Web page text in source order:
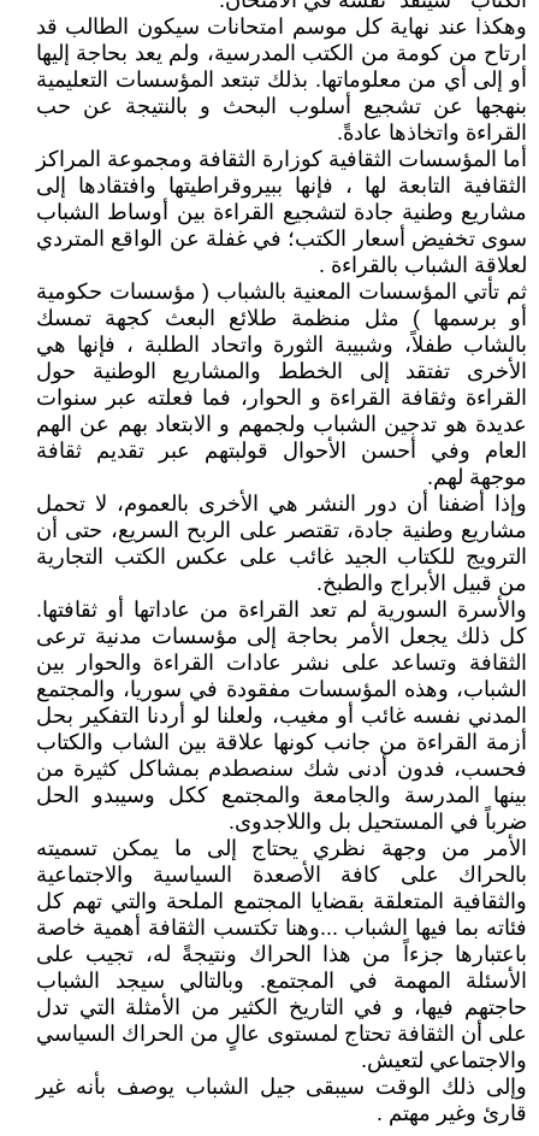
وهكذا عند نهاية كل موسم امتحانات سيكون الطالب قد
ارتاح من كومة من الكتب المدرسية، ولم يعد بحاجة إليها
أو إلى أي من معلوماتها. بذلك تبتعد المؤسسات التعليمية
بنهجها عن تشجيع أسلوب البحث و بالنتيجة عن حب
القراءة واتخاذها عادةً.
أما المؤسسات الثقافية كوزارة الثقافة ومجموعة المراكز
الثقافية التابعة لها ، فإنها ببيروقراطيتها وافتقادها إلى
مشاريع وطنية جادة لتشجيع القراءة بين أوساط الشباب
سوى تخفيض أسعار الكتب؛ في غفلة عن الواقع المتردي
لعلاقة الشباب بالقراءة .
ثم تأتي المؤسسات المعنية بالشباب ( مؤسسات حكومية
أو برسمها ) مثل منظمة طلائع البعث كجهة تمسك
بالشاب طفلاً، وشبيبة الثورة واتحاد الطلبة ، فإنها هي
الأخرى تفتقد إلى الخطط والمشاريع الوطنية حول
القراءة وثقافة القراءة و الحوار، فما فعلته عبر سنوات
عديدة هو تدجين الشباب ولجمهم و الابتعاد بهم عن الهم
العام وفي أحسن الأحوال قولبتهم عبر تقديم ثقافة
موجهة لهم.
وإذا أضفنا أن دور النشر هي الأخرى بالعموم، لا تحمل
مشاريع وطنية جادة، تقتصر على الربح السريع، حتى أن
الترويج للكتاب الجيد غائب على عكس الكتب التجارية
من قبيل الأبراج والطبخ.
والأسرة السورية لم تعد القراءة من عاداتها أو ثقافتها.
كل ذلك يجعل الأمر بحاجة إلى مؤسسات مدنية ترعى
الثقافة وتساعد على نشر عادات القراءة والحوار بين
الشباب، وهذه المؤسسات مفقودة في سوريا، والمجتمع
المدني نفسه غائب أو مغيب، ولعلنا لو أردنا التفكير بحل
أزمة القراءة من جانب كونها علاقة بين الشاب والكتاب
فحسب، فدون أدنى شك سنصطدم بمشاكل كثيرة من
بينها المدرسة والجامعة والمجتمع ككل وسيبدو الحل
ضرباً في المستحيل بل واللاجدوى.
الأمر من وجهة نظري يحتاج إلى ما يمكن تسميته
بالحراك على كافة الأصعدة السياسية والاجتماعية
والثقافية المتعلقة بقضايا المجتمع الملحة والتي تهم كل
فئاته بما فيها الشباب ...وهنا تكتسب الثقافة أهمية خاصة
باعتبارها جزءاً من هذا الحراك ونتيجةً له، تجيب على
الأسئلة المهمة في المجتمع. وبالتالي سيجد الشباب
حاجتهم فيها، و في التاريخ الكثير من الأمثلة التي تدل
على أن الثقافة تحتاج لمستوى عالٍ من الحراك السياسي
والاجتماعي لتعيش.
وإلى ذلك الوقت سيبقى جيل الشباب يوصف بأنه غير
قارئ وغير مهتم .